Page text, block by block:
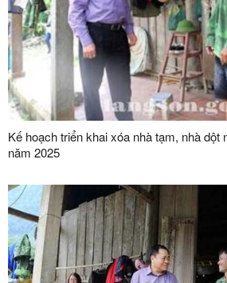
Kế hoạch triển khai xóa nhà tạm, nhà dột
năm 2025